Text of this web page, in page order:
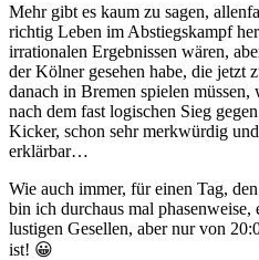
Mehr gibt es kaum zu sagen,
richtig Leben im Abstiegskampf
irrationalen Ergebnissen wären,
der Kölner gesehen habe, die jetzt
danach in Bremen spielen
nach dem fast logischen Sieg
Kicker, schon sehr merkwürdig
erklärbar…
Wie auch immer, für einen Tag,
bin ich durchaus mal
lustigen Gesellen, aber nur von
ist! 😀